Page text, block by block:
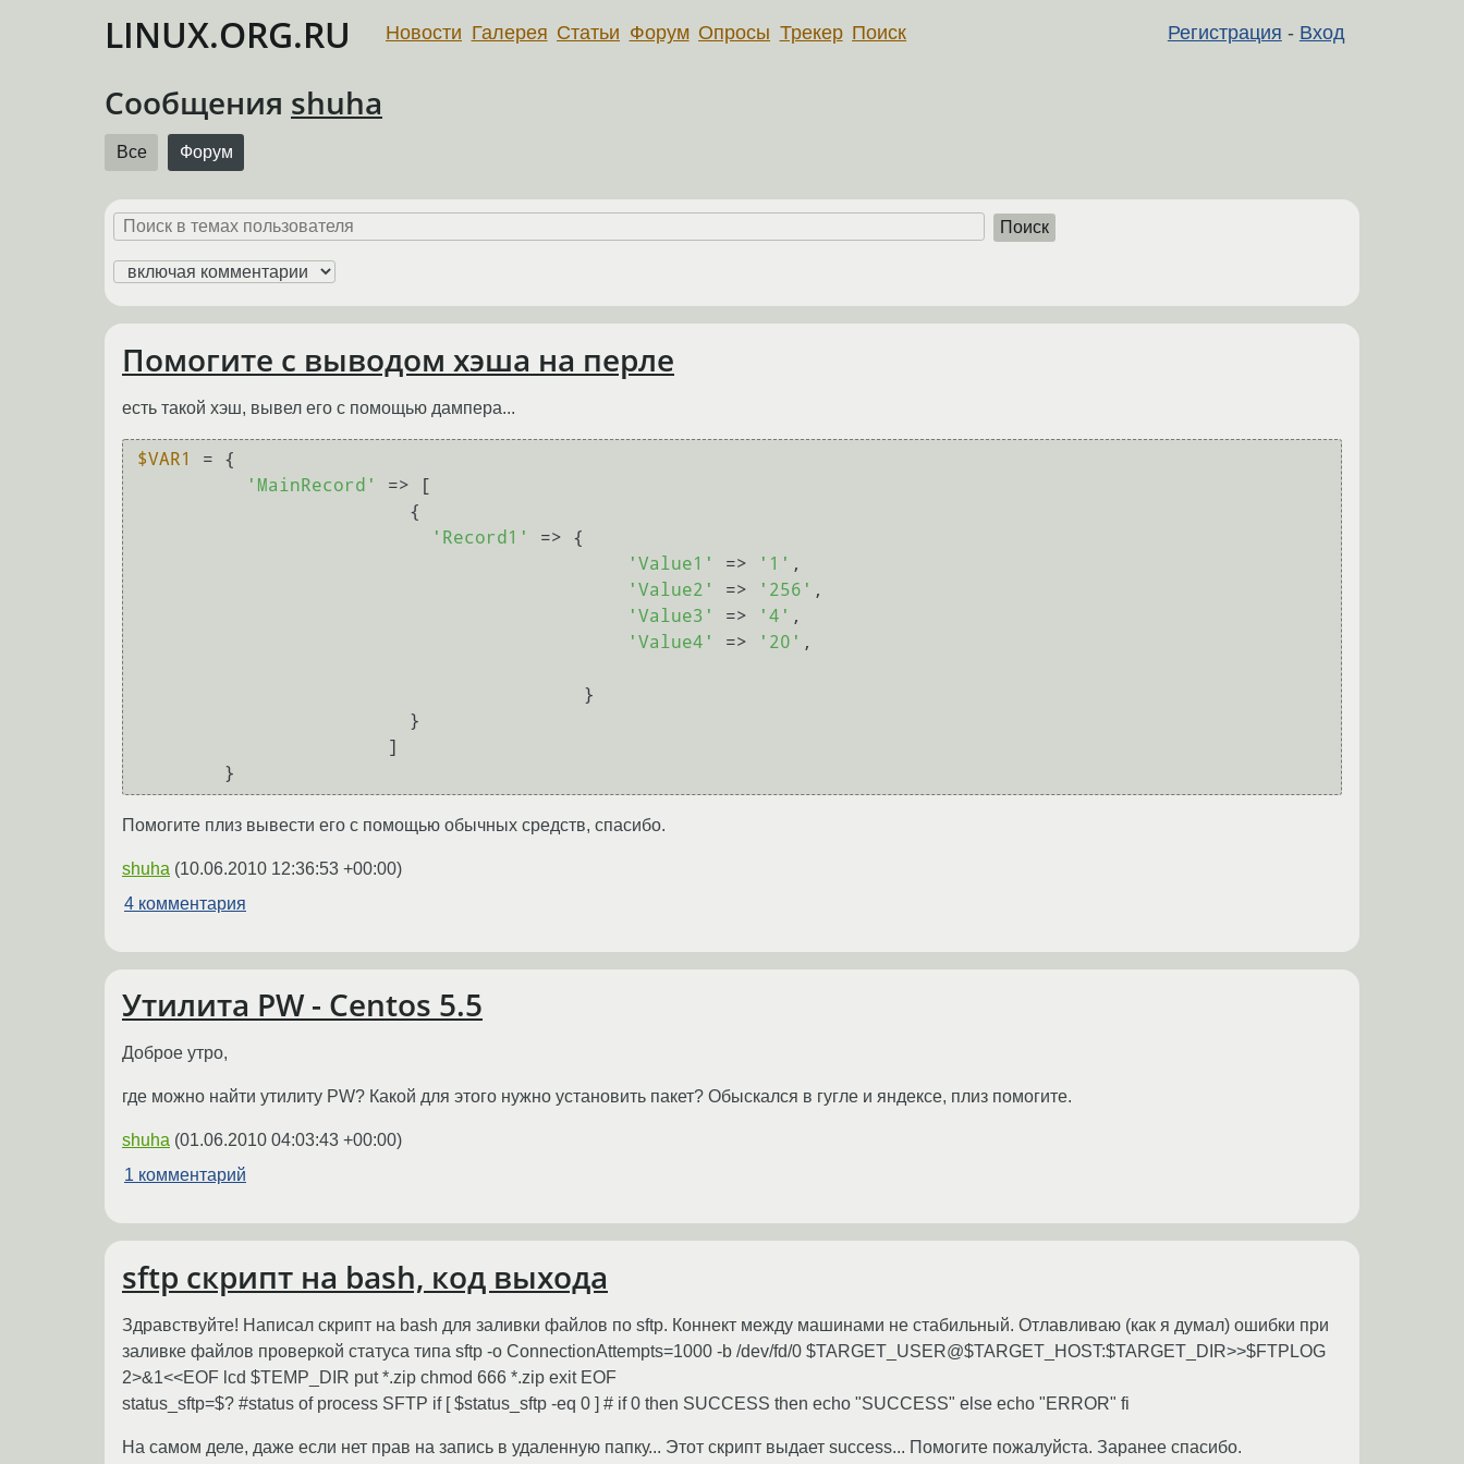
LINUX.ORG.RU Регистрация - Вход
Новости Галерея Статьи Форум Опросы Трекер Поиск
Сообщения shuha
Все Форум
Поиск
Помогите с выводом хэша на перле
есть такой хэш, вывел его с помощью дампера...
$VAR1
= {
'MainRecord'
=> [
'Record1'
=> {
'Value1'
=> '1' ,
'Value2'
=> '256' ,
'Value3'
=> '4' ,
'Value4'
=> '20' ,
]
Помогите плиз вывести его с помощью обычных средств, спасибо.
shuha (10.06.2010 12:36:53 +00:00)
4 комментария
Утилита PW - Centos 5.5
Доброе утро,
где можно найти утилиту PW? Какой для этого нужно установить пакет? Обыскался в гугле и яндексе, плиз помогите.
shuha (01.06.2010 04:03:43 +00:00)
1 комментарий
sftp скрипт на bash, код выхода
Здравствуйте! Написал скрипт на bash для заливки файлов по sftp. Коннект между машинами не стабильный. Отлавливаю (как я думал) ошибки при
заливке файлов проверкой статуса типа sftp -o ConnectionAttempts=1000 -b /dev/fd/0 $TARGET_USER@$TARGET_HOST:$TARGET_DIR>>$FTPLOG
2>&1<<EOF lcd $TEMP_DIR put *.zip chmod 666 *.zip exit EOF
status_sftp=$? #status of process SFTP if [ $status_sftp -eq 0 ] # if 0 then SUCCESS then echo "SUCCESS" else echo "ERROR" fi
На самом деле, даже если нет прав на запись в удаленную папку... Этот скрипт выдает success... Помогите пожалуйста. Заранее спасибо.